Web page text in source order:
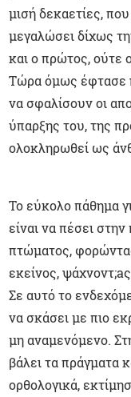
μισή δεκαετίες,
μεγαλώσει δίχως
και ο πρώτος, ούτε
Τώρα όμως έφτασε
να σφαλίσουν οι
ύπαρξης του, της
ολοκληρωθεί ως
Το εύκολο πάθημα
είναι να πέσει
πτώματος,
εκείνος,
Σε αυτό το
να σκάσει με πιο
μη αναμενόμενο.
βάλει τα πράγματα
ορθολογικά,